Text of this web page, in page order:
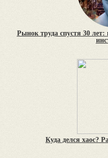
Рынок труда спустя 30 лет:
Куда делся хаос?